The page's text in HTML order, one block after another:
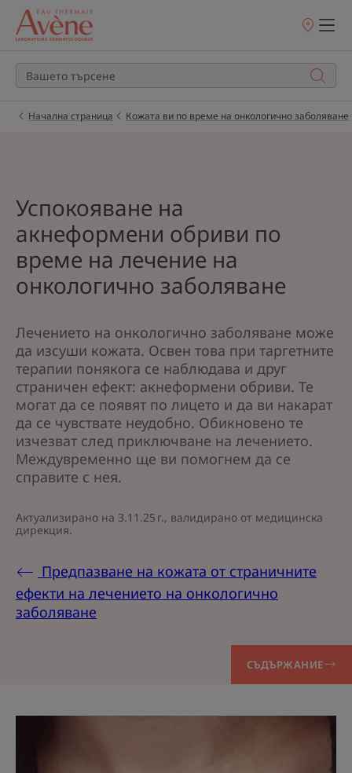
Точки
Начална страница Кожата ви по време на онкологично заболяване
Успокояване на
акнеформени обриви по
време на лечение на
онкологично заболяване
Лечението на онкологично заболяване може
да изсуши кожата. Освен това при таргетните
терапии понякога се наблюдава и друг
страничен ефект: акнеформени обриви. Те
могат да се появят по лицето и да ви накарат
да се чувствате неудобно. Обикновено те
изчезват след приключване на лечението.
Междувременно ще ви помогнем да се
справите с нея.
Актуализирано на 3.11.25 г., валидирано от медицинска
дирекция.
Предпазване на кожата от страничните
ефекти на лечението на онкологично
заболяване
СЪДЪРЖАНИЕ